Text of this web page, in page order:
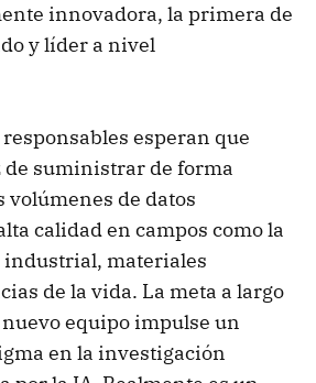
innovadora, la primera de
y líder a nivel
responsables esperan que
de suministrar de forma
de datos
calidad en campos como la
materiales
de la vida. La meta a largo
nuevo equipo impulse un
en la investigación